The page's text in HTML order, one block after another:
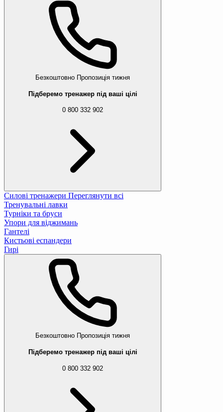
Безкоштовно Пропозиція тижня
Підберемо тренажер під ваші цілі
0 800 332 902
Силові тренажери Переглянути всі
Тренувальні лавки
Турніки та бруси
Упори для віджимань
Гантелі
Кистьові еспандери
Гирі
Безкоштовно Пропозиція тижня
Підберемо тренажер під ваші цілі
0 800 332 902